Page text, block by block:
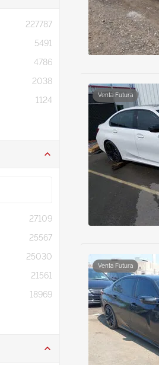
227787
5491
4786
2038
1124
27109
25567
25030
21561
18969
Venta Futura
Venta Futura